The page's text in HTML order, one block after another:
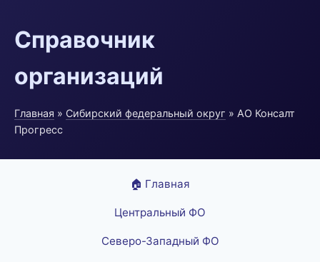
Справочник
организаций
Главная » Сибирский федеральный округ » АО Консалт
Прогресс
🏠 Главная
Центральный ФО
Северо-Западный ФО